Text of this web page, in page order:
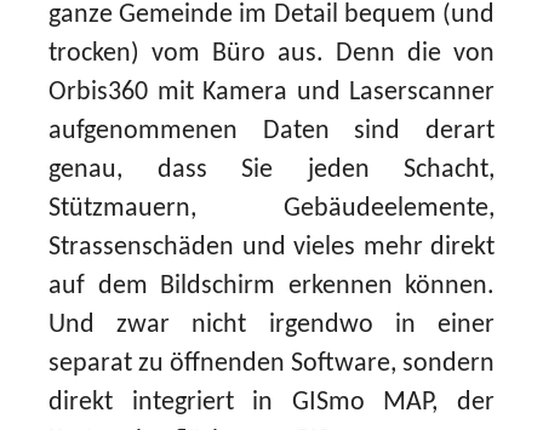
ganze Gemeinde im Detail bequem (und
trocken) vom Büro aus. Denn die von
Orbis360 mit Kamera und Laserscanner
aufgenommenen Daten sind derart
genau, dass Sie jeden Schacht,
Stützmauern, Gebäudeelemente,
Strassenschäden und vieles mehr direkt
auf dem Bildschirm erkennen können.
Und zwar nicht irgendwo in einer
separat zu öffnenden Software, sondern
direkt integriert in GISmo MAP, der